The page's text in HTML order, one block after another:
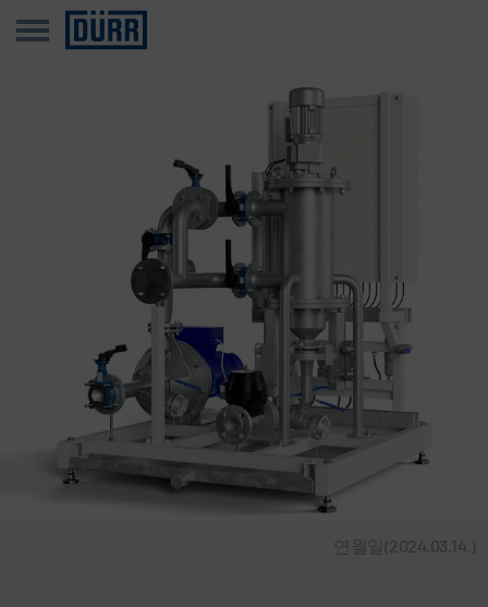
연월일(2024.03.14.)